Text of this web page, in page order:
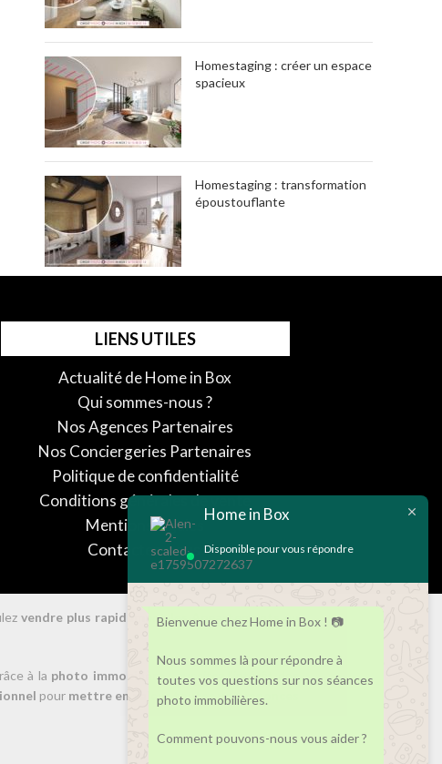
Homestaging : créer un espace
spacieux
Homestaging : transformation
époustouflante
LIENS UTILES
Actualité de Home in Box
Qui sommes-nous ?
Nos Agences Partenaires
Nos Conciergeries Partenaires
Politique de confidentialité
Conditions générales de vente
Mentions légales
Contactez-nous
vendre plus rapidement les Appartements ou
à la photo immobilière: suscitez l'intérêt des
pour mettre en valeur toutes vos annonces
Home in Box
Disponible pour vous répondre
Bienvenue chez Home in Box ! 📷
Nous sommes là pour répondre à
toutes vos questions sur nos séances
photo immobilières.
Comment pouvons-nous vous aider ?